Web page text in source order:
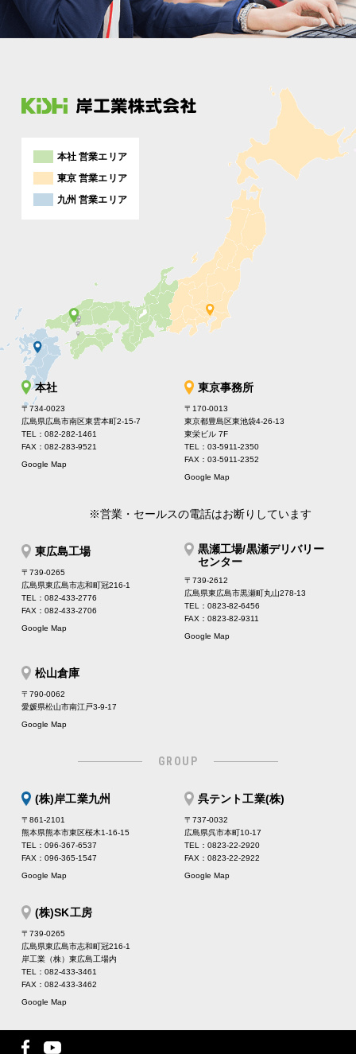
本社 営業エリア
東京 営業エリア
九州 営業エリア
本社
〒734-0023
広島県広島市南区東雲本町2-15-7
TEL：082-282-1461
FAX：082-283-9521
Google Map
東京事務所
〒170-0013
東京都豊島区東池袋4-26-13
東栄ビル 7F
TEL：03-5911-2350
FAX：03-5911-2352
Google Map
※営業・セールスの電話はお断りしています
東広島工場
〒739-0265
広島県東広島市志和町冠216-1
TEL：082-433-2776
FAX：082-433-2706
Google Map
黒瀬工場/黒瀬デリバリー
センター
〒739-2612
広島県東広島市黒瀬町丸山278-13
TEL：0823-82-6456
FAX：0823-82-9311
Google Map
松山倉庫
〒790-0062
愛媛県松山市南江戸3-9-17
Google Map
GROUP
(株)岸工業九州
〒861-2101
熊本県熊本市東区桜木1-16-15
TEL：096-367-6537
FAX：096-365-1547
Google Map
呉テント工業(株)
〒737-0032
広島県呉市本町10-17
TEL：0823-22-2920
FAX：0823-22-2922
Google Map
(株)SK工房
〒739-0265
広島県東広島市志和町冠216-1
岸工業（株）東広島工場内
TEL：082-433-3461
FAX：082-433-3462
Google Map